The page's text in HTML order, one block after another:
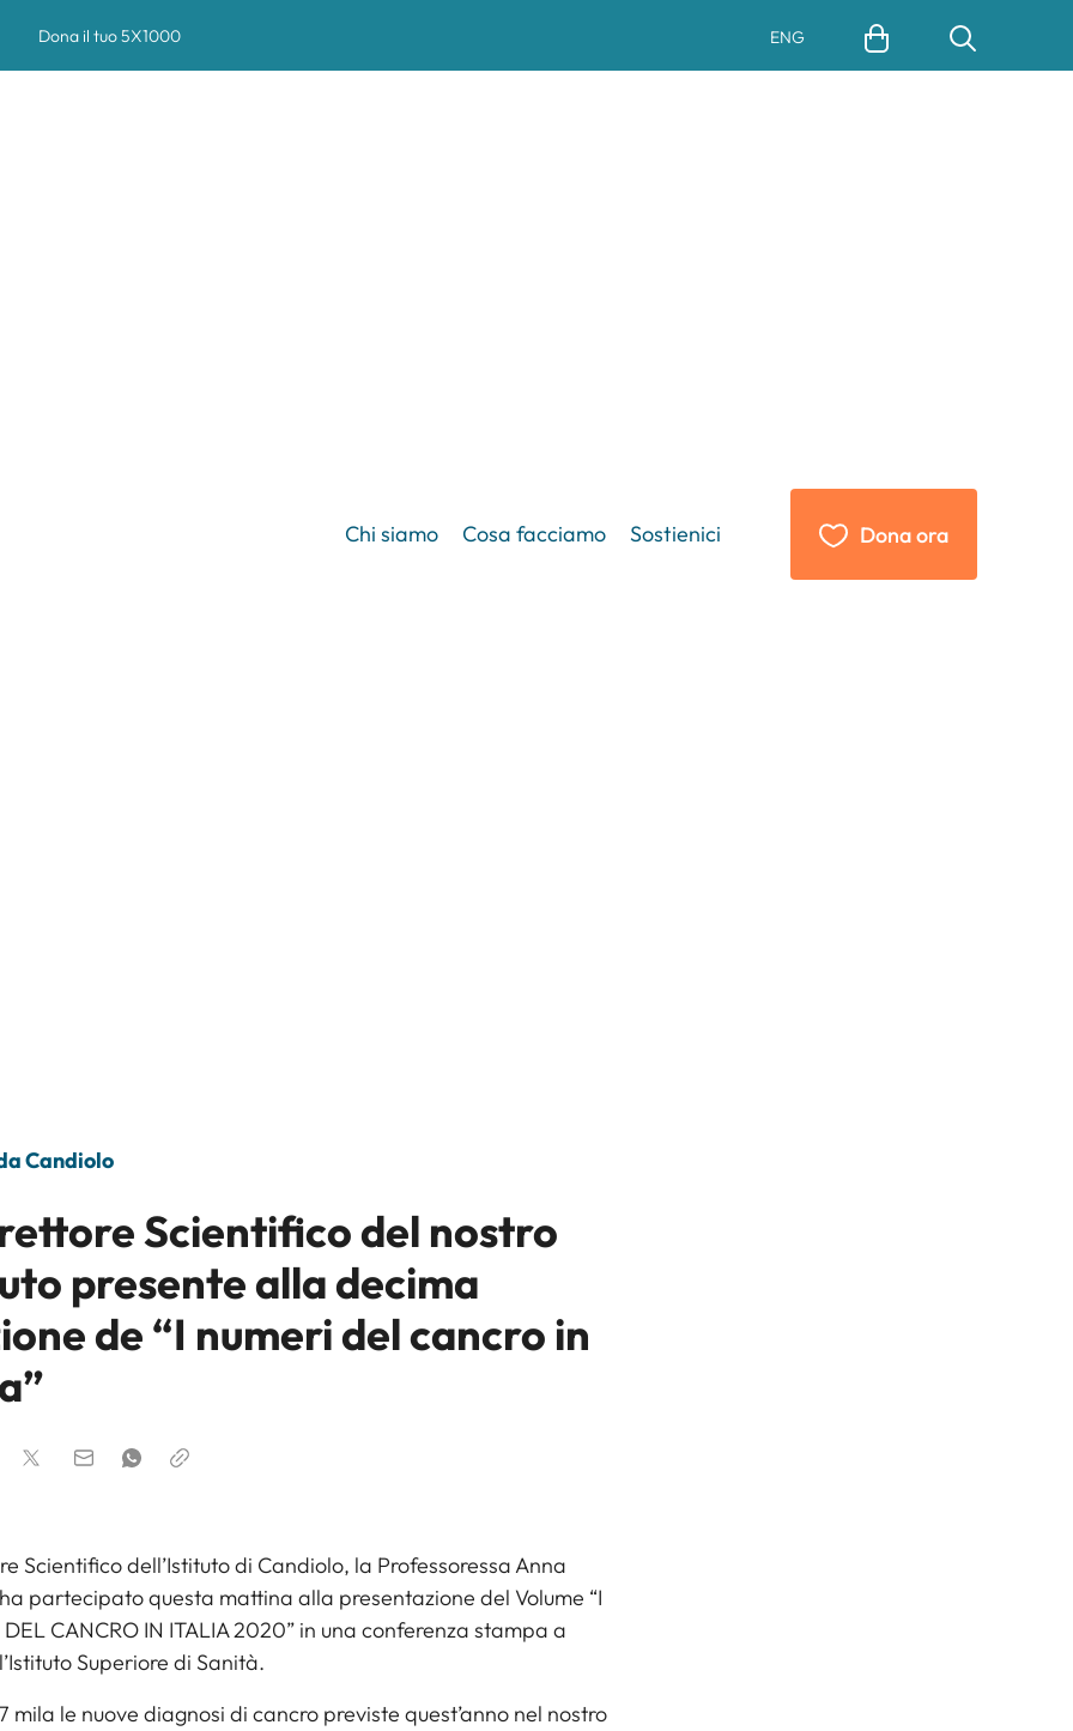
Dona il tuo 5X1000 ENG
Chi siamo Cosa facciamo Sostienici Dona ora
Candiolo
Scientifico del nostro
presente alla decima
de “I numeri del cancro in
Scientifico dell’Istituto di Candiolo, la Professoressa Anna
partecipato questa mattina alla presentazione del Volume “I
DEL CANCRO IN ITALIA 2020” in una conferenza stampa a
Superiore di Sanità.
mila le nuove diagnosi di cancro previste quest’anno nel nostro